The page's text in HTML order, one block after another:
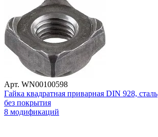
Арт. WN00100598
Гайка квадратная приварная DIN 928, сталь
без покрытия
8 модификаций